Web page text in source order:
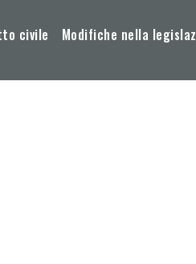
civile Modifiche nella